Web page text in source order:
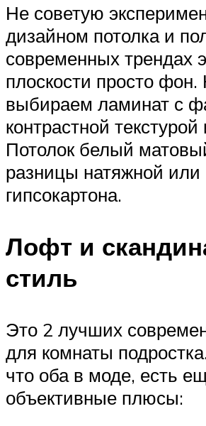
Не советую
дизайном потолка и
современных трендах
плоскости просто фон.
выбираем ламинат с
контрастной
Потолок белый
разницы натяжной или
гипсокартона.
Лофт и
стиль
Это 2 лучших
для комнаты
что оба в моде, есть
объективные плюсы: